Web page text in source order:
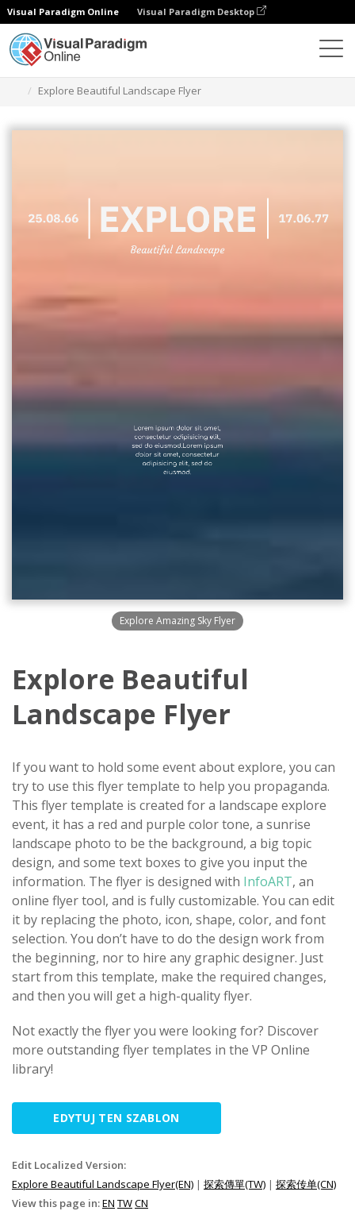
Visual Paradigm Online Visual Paradigm Desktop
Explore Beautiful Landscape Flyer
Explore Amazing Sky Flyer
Explore Beautiful
Landscape Flyer
If you want to hold some event about explore, you can
try to use this flyer template to help you propaganda.
This flyer template is created for a landscape explore
event, it has a red and purple color tone, a sunrise
landscape photo to be the background, a big topic
design, and some text boxes to give you input the
information. The flyer is designed with InfoART, an
online flyer tool, and is fully customizable. You can edit
it by replacing the photo, icon, shape, color, and font
selection. You don’t have to do the design work from
the beginning, nor to hire any graphic designer. Just
start from this template, make the required changes,
and then you will get a high-quality flyer.
Not exactly the flyer you were looking for? Discover
more outstanding flyer templates in the VP Online
library!
EDYTUJ TEN SZABLON
Edit Localized Version:
Explore Beautiful Landscape Flyer(EN) | 探索傳單(TW) | 探索传单(CN)
View this page in:EN TWCN